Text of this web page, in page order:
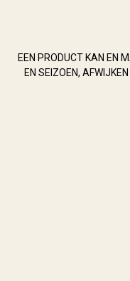
EEN PRODUCT KAN EN
EN SEIZOEN,